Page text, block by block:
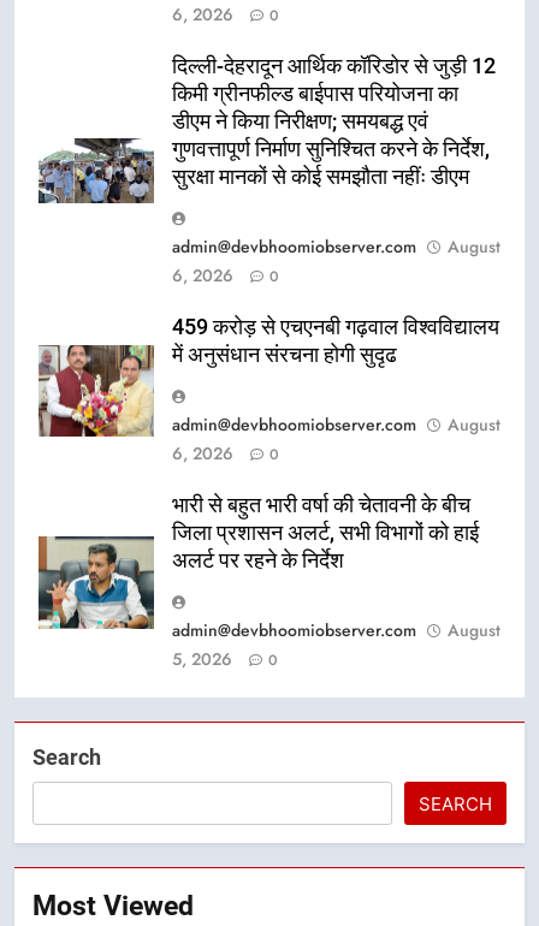
6, 2026
0
दिल्ली-देहरादून आर्थिक कॉरिडोर से जुड़ी 12
किमी ग्रीनफील्ड बाईपास परियोजना का
डीएम ने किया निरीक्षण; समयबद्ध एवं
गुणवत्तापूर्ण निर्माण सुनिश्चित करने के निर्देश,
सुरक्षा मानकों से कोई समझौता नहींः डीएम
admin@devbhoomiobserver.com
August
6, 2026
0
459 करोड़ से एचएनबी गढ़वाल विश्वविद्यालय
में अनुसंधान संरचना होगी सुदृढ
admin@devbhoomiobserver.com
August
6, 2026
0
भारी से बहुत भारी वर्षा की चेतावनी के बीच
जिला प्रशासन अलर्ट, सभी विभागों को हाई
अलर्ट पर रहने के निर्देश
admin@devbhoomiobserver.com
August
5, 2026
0
Search
SEARCH
Most Viewed